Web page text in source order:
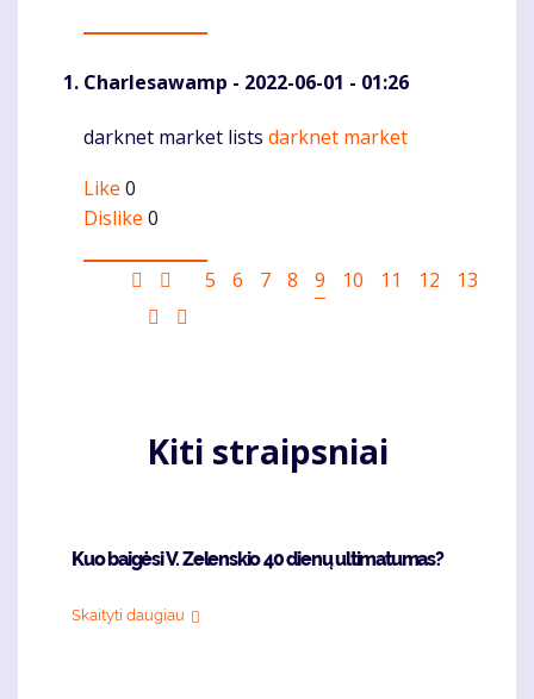
Charlesawamp - 2022-06-01 - 01:26
Komentaras
darknet market lists darknet market
Like 0
Dislike 0
Pagination
First
page
Ankstesnis
puslapis
Puslapis
5 Puslapis
6 Puslapis
7 Puslapis
8
Current
9 Puslapis
10 Puslapis
11 Puslapis
12 Puslapis
13
Sekantis
Kiti straipsniai
Kuo baigėsi V. Zelenskio 40 dienų ultimatumas?
Skaityti daugiau